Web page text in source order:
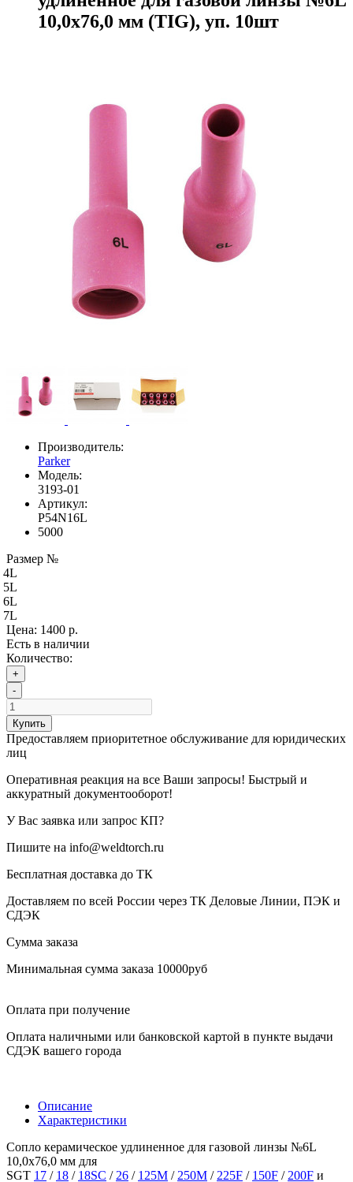
10,0x76,0 мм (TIG), уп. 10шт
Производитель:
Parker
Модель:
3193-01
Артикул:
P54N16L
5000
Размер №
4L
5L
6L
7L
Цена: 1400 р.
Есть в наличии
Количество:
+
-
Купить
Предоставляем приоритетное обслуживание для юридических
лиц
Оперативная реакция на все Ваши запросы! Быстрый и
аккуратный документооборот!
У Вас заявка или запрос КП?
Пишите на info@weldtorch.ru
Бесплатная доставка до ТК
Доставляем по всей России через ТК Деловые Линии, ПЭК и
СДЭК
Сумма заказа
Минимальная сумма заказа 10000руб
Оплата при получение
Оплата наличными или банковской картой в пункте выдачи
СДЭК вашего города
Описание
Характеристики
Сопло керамическое удлиненное для газовой линзы №6L
10,0x76,0 мм для
SGT 17 / 18 / 18SC /26 / 125M /250M /225F / 150F /200F и